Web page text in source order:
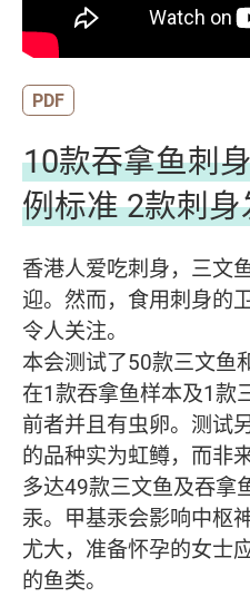
PDF
10款吞拿鱼刺
例标准 2款
香港人爱吃刺身，三文
迎。然而，食用刺身的
令人关注。
本会测试了50款三文鱼
在1款吞拿鱼样本及1款
前者并且有虫卵。测试
的品种实为虹鳟，而非
多达49款三文鱼及吞拿
汞。甲基汞会影响中枢
尤大，准备怀孕的女士
的鱼类。